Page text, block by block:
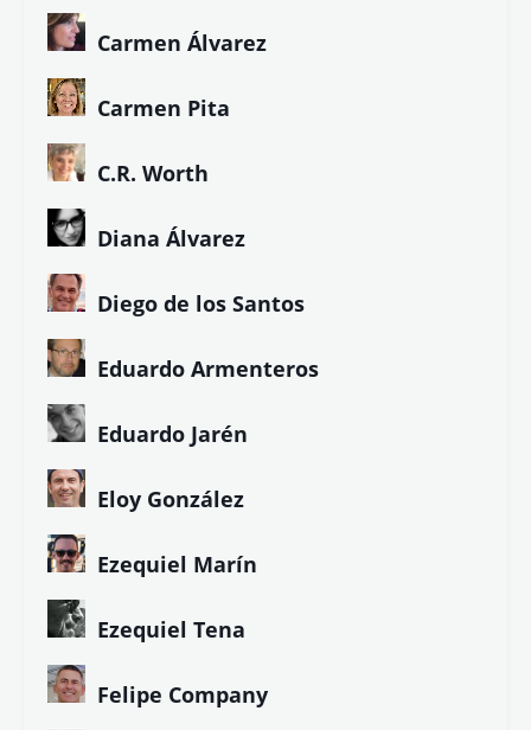
Carmen Álvarez
Carmen Pita
C.R. Worth
Diana Álvarez
Diego de los Santos
Eduardo Armenteros
Eduardo Jarén
Eloy González
Ezequiel Marín
Ezequiel Tena
Felipe Company